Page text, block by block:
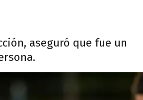
aseguró que fue un